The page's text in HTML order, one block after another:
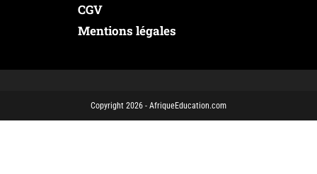
CGV
Mentions légales
Copyright 2026 - AfriqueEducation.com